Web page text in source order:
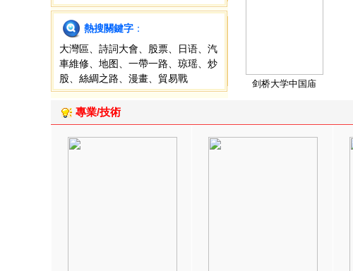
熱搜關鍵字 ：
大灣區
詩詞大會 股票 日语
汽
車維修
地图 一帶一路 琼瑶
炒
股
絲綢之路 漫畫 貿易戰 剑桥大学中国庙
專業/技術